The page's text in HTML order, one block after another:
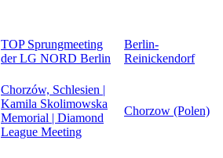
TOP Sprungmeeting
der LG NORD Berlin
Berlin-
Reinickendorf
Chorzów, Schlesien |
Kamila Skolimowska
Memorial | Diamond
League Meeting
Chorzow (Polen)